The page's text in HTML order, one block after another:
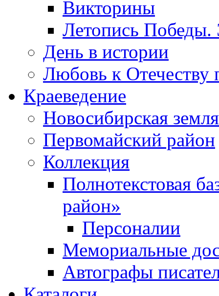
Викторины
Летопись Победы.
День в истории
Любовь к Отечеству
Краеведение
Новосибирская земля
Первомайский район
Коллекция
Полнотекстовая
район»
Персоналии
Мемориальные
Автографы